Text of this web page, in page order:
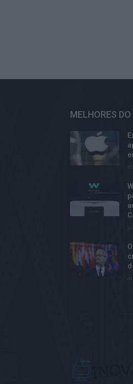
MELHORES DO